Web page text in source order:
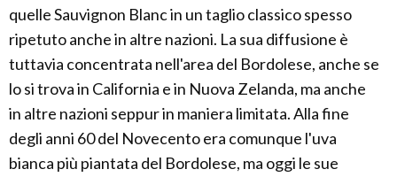
quelle Sauvignon Blanc in un taglio classico spesso
ripetuto anche in altre nazioni. La sua diffusione è
tuttavia concentrata nell'area del Bordolese, anche se
lo si trova in California e in Nuova Zelanda, ma anche
in altre nazioni seppur in maniera limitata. Alla fine
degli anni 60 del Novecento era comunque l'uva
bianca più piantata del Bordolese, ma oggi le sue